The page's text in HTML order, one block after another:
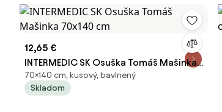
12,65 €
INTERMEDIC SK Osuška Tomáš Mašinka
70x140 cm
70×140 cm, kusový, bavlnený
Skladom